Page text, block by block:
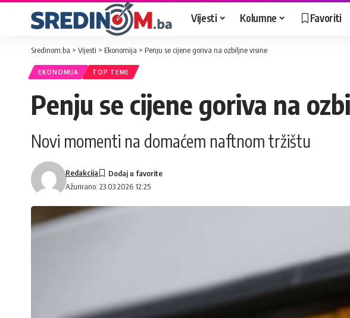
Vijesti Kolumne Favoriti
Sredinom.ba > Vijesti > Ekonomija > Penju se cijene goriva na ozbiljne visine
EKONOMIJA TOP TEME
Penju se cijene goriva na
Novi momenti na domaćem naftnom tržištu
Ažurirano: 23.03.2026 12:25
Redakcija